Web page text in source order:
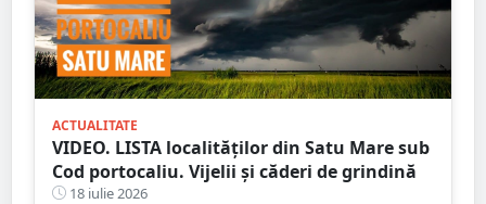
ACTUALITATE
VIDEO. LISTA localităților din Satu Mare sub
Cod portocaliu. Vijelii și căderi de grindină
18 iulie 2026